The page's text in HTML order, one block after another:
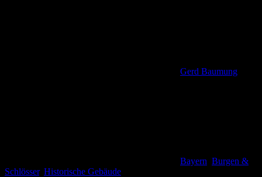
Gerd Baumung
Bayern Burgen &
Schlösser, Historische Gebäude